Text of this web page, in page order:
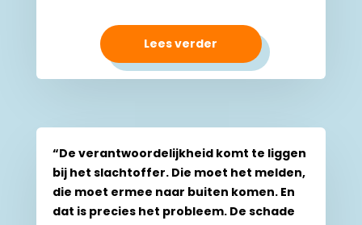
Lees verder
“De verantwoordelijkheid komt te liggen
bij het slachtoffer. Die moet het melden,
die moet ermee naar buiten komen. En
dat is precies het probleem. De schade